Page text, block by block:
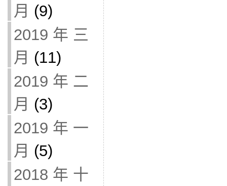
月 (9)
2019 年 三
月 (11)
2019 年 二
月 (3)
2019 年 一
月 (5)
2018 年 十